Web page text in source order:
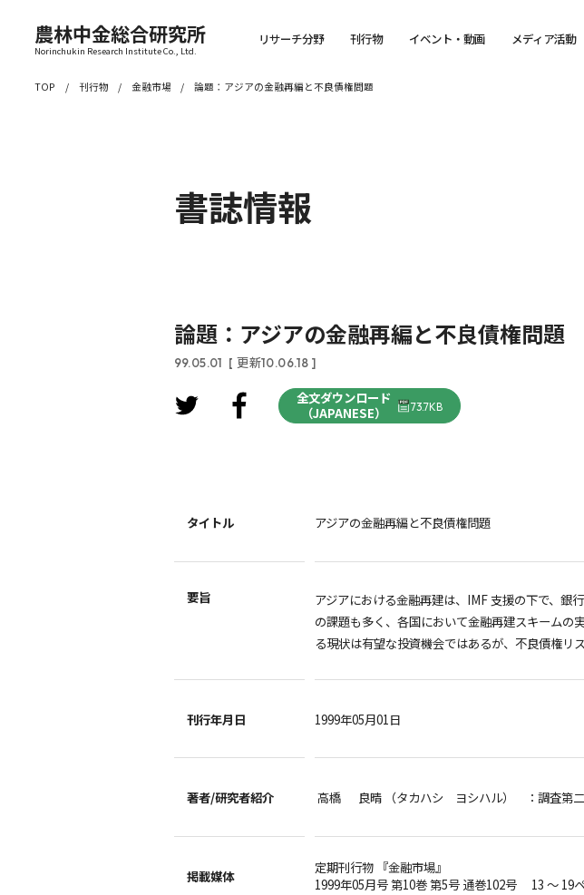
農林中金総合研究所
Norinchukin Research Institute Co., Ltd.
リサーチ分野 刊行物 イベント・動画 メディア活動
TOP 刊行物 金融市場 論題：アジアの金融再編と不良債権問題
書誌情報
論題：アジアの金融再編と不良債権問題
99.05.01 [ 更新10.06.18 ]
全文ダウンロード
（JAPANESE）
73.7KB
タイトル アジアの金融再編と不良債権問題
要旨
アジアにおける金融再建は、IMF 支援の下で、銀
の課題も多く、各国において金融再建スキームの
る現状は有望な投資機会ではあるが、不良債権リ
刊行年月日 1999年05月01日
著者/研究者紹介 高橋 良晴 （タカハシ ヨシハル） ：調査第
掲載媒体
定期刊行物 『金融市場』
1999年05月号 第10巻 第5号 通巻102号 13 ～ 19